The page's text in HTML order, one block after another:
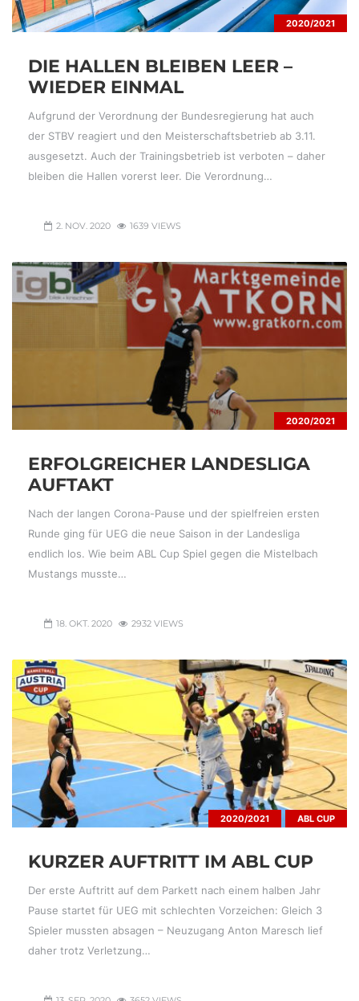
2020/2021
DIE HALLEN BLEIBEN LEER –
WIEDER EINMAL
Aufgrund der Verordnung der Bundesregierung hat auch
der STBV reagiert und den Meisterschaftsbetrieb ab 3.11.
ausgesetzt. Auch der Trainingsbetrieb ist verboten – daher
bleiben die Hallen vorerst leer. Die Verordnung…
2. NOV. 2020 1639 VIEWS
2020/2021
ERFOLGREICHER LANDESLIGA
AUFTAKT
Nach der langen Corona-Pause und der spielfreien ersten
Runde ging für UEG die neue Saison in der Landesliga
endlich los. Wie beim ABL Cup Spiel gegen die Mistelbach
Mustangs musste…
18. OKT. 2020 2932 VIEWS
2020/2021 ABL CUP
KURZER AUFTRITT IM ABL CUP
Der erste Auftritt auf dem Parkett nach einem halben Jahr
Pause startet für UEG mit schlechten Vorzeichen: Gleich 3
Spieler mussten absagen – Neuzugang Anton Maresch lief
daher trotz Verletzung…